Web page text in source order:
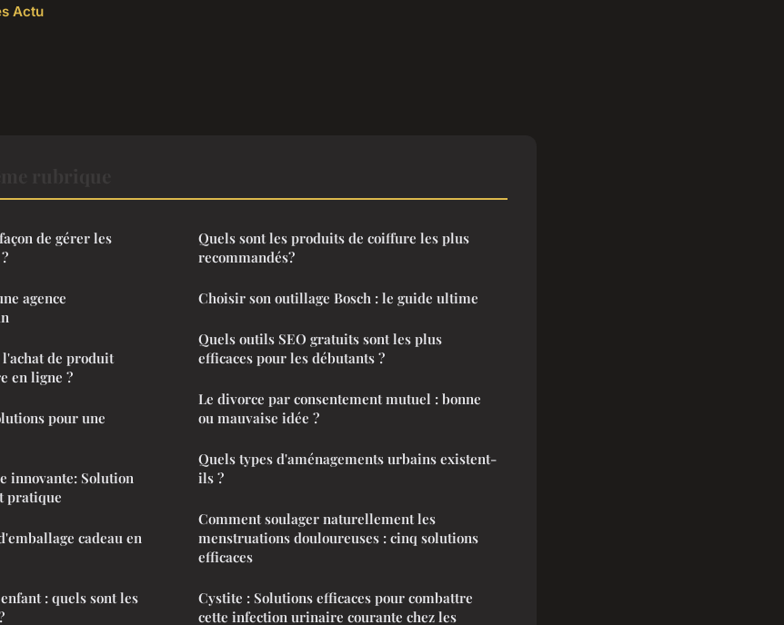
Actu
de gérer les
agence
de produit
en ligne ?
pour une
innovante: Solution
pratique
cadeau en
: quels sont les
Quels sont les produits de coiffure les plus
recommandés?
Choisir son outillage Bosch : le guide ultime
Quels outils SEO gratuits sont les plus
efficaces pour les débutants ?
Le divorce par consentement mutuel : bonne
ou mauvaise idée ?
Quels types d'aménagements urbains existent-
ils ?
Comment soulager naturellement les
menstruations douloureuses : cinq solutions
efficaces
Cystite : Solutions efficaces pour combattre
cette infection urinaire courante chez les